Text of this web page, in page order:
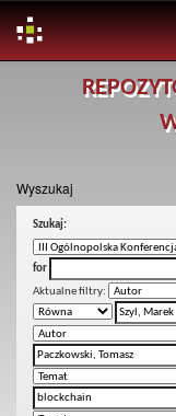
Wyszukaj
Szukaj:
for
Aktualne filtry: